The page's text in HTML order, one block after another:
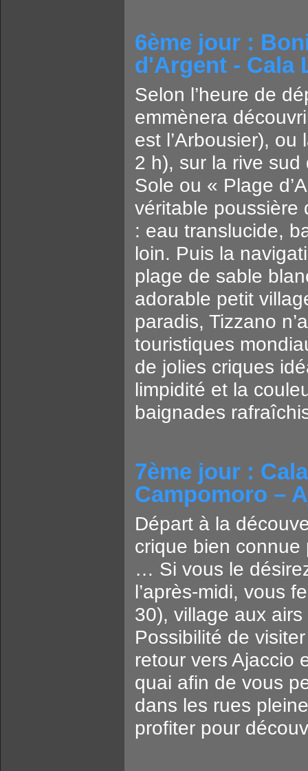
6ème jour :
d'Argent - Cala
Selon l’heure de
emmènera
est l’Arbousier),
2 h), sur la rive sud
Sole ou « Plage
véritable poussière
: eau translucide,
loin. Puis la
plage de sable
adorable petit
paradis, Tizzano
touristiques
de jolies criques
limpidité et la
baignades
7ème jour :
Campomoro –
Départ à la
crique bien
… Si vous le
l’après-midi, vous
30), village aux
Possibilité de
retour vers Ajaccio
quai afin de vous
dans les rues
profiter pour